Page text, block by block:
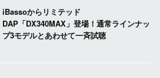
iBassoからリミテッド
DAP「DX340MAX」登場！通常ラインナッ
プ3モデルとあわせて一斉試聴